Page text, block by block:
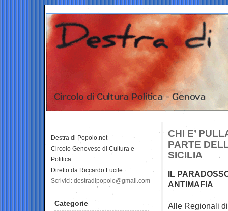
CHI E’
PARTE
SICILIA
IL
ANTIMAFIA
Alle Regionali
Destra di Popolo.net
Circolo Genovese di Cultura e
Politica
Diretto da Riccardo Fucile
Scrivici: destradipopolo@gmail.com
Categorie